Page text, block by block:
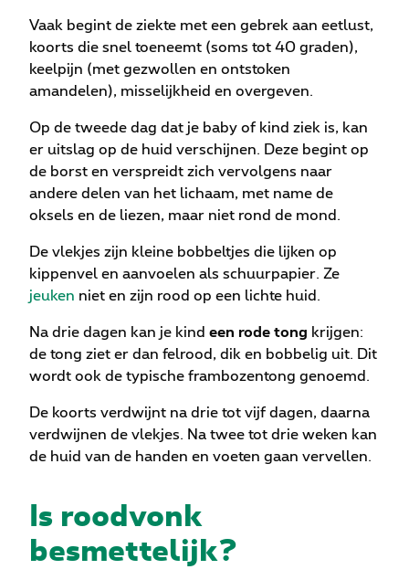
Vaak begint de ziekte met een gebrek aan eetlust,
koorts die snel toeneemt (soms tot 40 graden),
keelpijn (met gezwollen en ontstoken
amandelen), misselijkheid en overgeven.
Op de tweede dag dat je baby of kind ziek is, kan
er uitslag op de huid verschijnen. Deze begint op
de borst en verspreidt zich vervolgens naar
andere delen van het lichaam, met name de
oksels en de liezen, maar niet rond de mond.
De vlekjes zijn kleine bobbeltjes die lijken op
kippenvel en aanvoelen als schuurpapier. Ze
jeuken niet en zijn rood op een lichte huid.
Na drie dagen kan je kind een rode tong krijgen:
de tong ziet er dan felrood, dik en bobbelig uit. Dit
wordt ook de typische frambozentong genoemd.
De koorts verdwijnt na drie tot vijf dagen, daarna
verdwijnen de vlekjes. Na twee tot drie weken kan
de huid van de handen en voeten gaan vervellen.
Is roodvonk
besmettelijk?